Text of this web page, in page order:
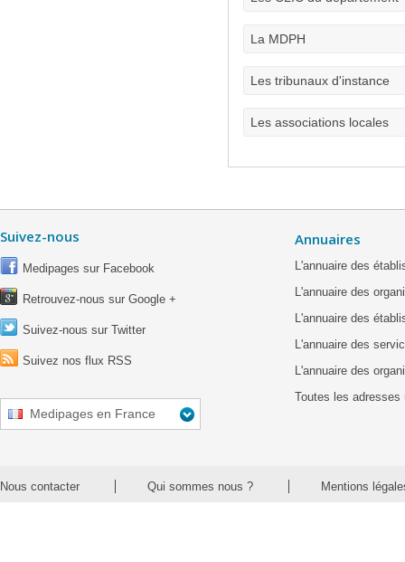
La MDPH
Les tribunaux d'instance
Les associations locales
Suivez-nous
Medipages sur Facebook
Retrouvez-nous sur Google +
Suivez-nous sur Twitter
Suivez nos flux RSS
Medipages en France
Annuaires
L'annuaire des
L'annuaire des
L'annuaire des
L'annuaire des
L'annuaire des
Toutes les adresses
Nous contacter Qui sommes nous ? Mentions